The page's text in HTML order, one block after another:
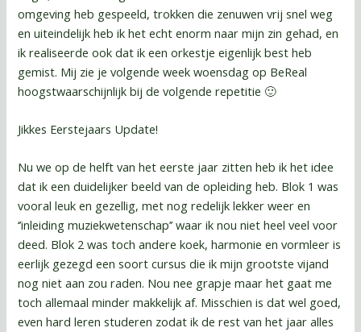
omgeving heb gespeeld, trokken die zenuwen vrij snel weg
en uiteindelijk heb ik het echt enorm naar mijn zin gehad, en
ik realiseerde ook dat ik een orkestje eigenlijk best heb
gemist. Mij zie je volgende week woensdag op BeReal
hoogstwaarschijnlijk bij de volgende repetitie 🙂
Jikkes Eerstejaars Update!
Nu we op de helft van het eerste jaar zitten heb ik het idee
dat ik een duidelijker beeld van de opleiding heb. Blok 1 was
vooral leuk en gezellig, met nog redelijk lekker weer en
‘’inleiding muziekwetenschap’’ waar ik nou niet heel veel voor
deed. Blok 2 was toch andere koek, harmonie en vormleer is
eerlijk gezegd een soort cursus die ik mijn grootste vijand
nog niet aan zou raden. Nou nee grapje maar het gaat me
toch allemaal minder makkelijk af. Misschien is dat wel goed,
even hard leren studeren zodat ik de rest van het jaar alles